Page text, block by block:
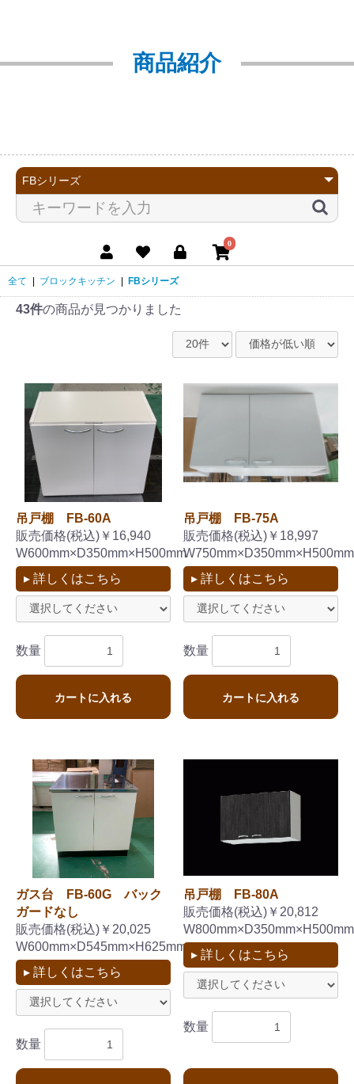
商品紹介
0
全て ブロックキッチン FBシリーズ
43件の商品が見つかりました
吊戸棚 FB-60A
販売価格(税込)￥16,940
W600mm×D350mm×H500mm
▸ 詳しくはこちら
数量
カートに入れる
吊戸棚 FB-75A
販売価格(税込)￥18,997
W750mm×D350mm×H500mm
▸ 詳しくはこちら
数量
カートに入れる
ガス台 FB-60G バック
ガードなし
販売価格(税込)￥20,025
W600mm×D545mm×H625mm
▸ 詳しくはこちら
数量
吊戸棚 FB-80A
販売価格(税込)￥20,812
W800mm×D350mm×H500mm
▸ 詳しくはこちら
数量